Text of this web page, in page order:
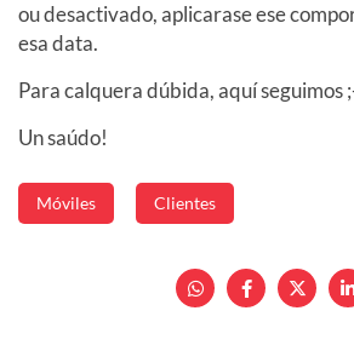
ou desactivado, aplicarase ese
esa data.
Para calquera dúbida, aquí seguimos
Un saúdo!
Móviles Clientes